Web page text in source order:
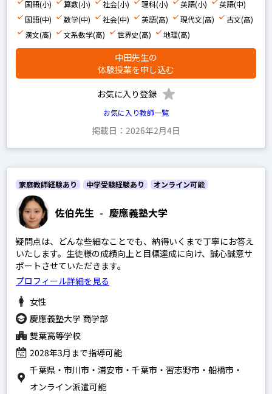
国語(小) 算数(小) 社会(小) 理科(小) 英語(小)
英語(中)
国語(中)
数学(中) 社会(中) 英語(高) 現代文(高)
古文(高)
漢文(高)
文系数学(高) 世界史(高) 地理(高)
中田先生の
体験授業を申し込む
お気に入り登録
お気に入り教師一覧
掲載日：2026年2月4日
佐伯先生 - 慶應義塾大学
家庭教師経験あり 中学受験経験あり オンライン可能
疑問点は、どんな些細なことでも、納得いくまで丁寧にお答え
いたします。生徒様の成績向上と目標達成に向け、誠心誠意サ
ポートさせていただきます。
プロフィール詳細を見る
女性
慶應義塾大学 商学部
雙葉高等学校
2028年3月まで指導可能
千葉県・市川市・浦安市・千葉市・習志野市・船橋市・
オンライン派遣可能